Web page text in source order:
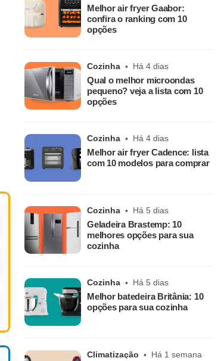
Melhor air fryer Gaabor:
confira o ranking com 10
opções
Cozinha Há 4 dias
Qual o melhor microondas
pequeno? veja a lista com 10
opções
Cozinha Há 4 dias
Melhor air fryer Cadence: lista
com 10 modelos para comprar
Cozinha Há 5 dias
Geladeira Brastemp: 10
melhores opções para sua
cozinha
Cozinha Há 5 dias
Melhor batedeira Britânia: 10
opções para sua cozinha
Climatização Há 1 semana